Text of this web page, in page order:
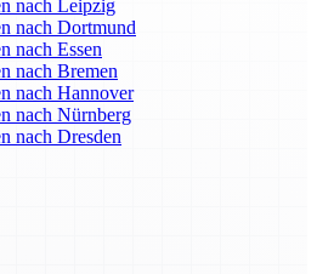
nach Leipzig
nach Dortmund
nach Essen
nach Bremen
nach Hannover
nach Nürnberg
nach Dresden